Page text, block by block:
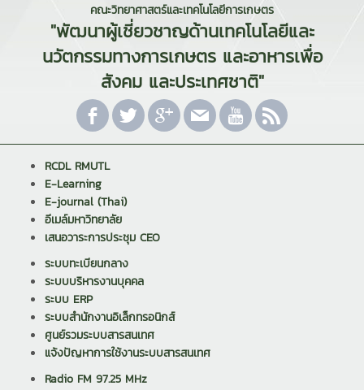
คณะวิทยาศาสตร์และเทคโนโลยีการเกษตร
"พัฒนาผู้เชี่ยวชาญด้านเทคโนโลยีและ
นวัตกรรมทางการเกษตร และอาหารเพื่อ
สังคม และประเทศชาติ"
RCDL RMUTL
E-Learning
E-journal (Thai)
อีเมล์มหาวิทยาลัย
เสนอวาระการประชุม CEO
ระบบทะเบียนกลาง
ระบบบริหารงานบุคคล
ระบบ ERP
ระบบสำนักงานอิเล็กทรอนิกส์
ศูนย์รวมระบบสารสนเทศ
แจ้งปัญหาการใช้งานระบบสารสนเทศ
Radio FM 97.25 MHz